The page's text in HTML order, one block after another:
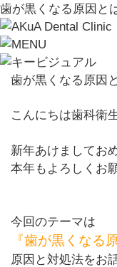
歯が黒くなる原因と
歯が黒くなる原因
こんにちは歯科衛
新年あけましてお
本年もよろしくお
今回のテーマは
『歯が黒くなる
原因と対処法をお